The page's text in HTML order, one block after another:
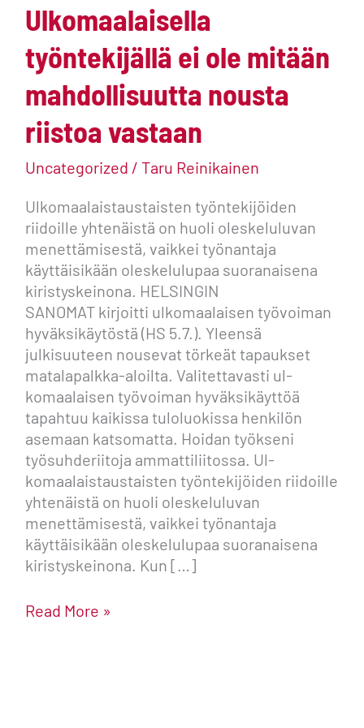
Ulkomaalaisella
työntekijällä ei ole mitään
mahdollisuutta nousta
riistoa vastaan
Uncategorized / Taru Reinikainen
Ulkomaalaistaustaisten työntekijöiden
riidoille yhtenäistä on huoli oleskeluluvan
menettämisestä, vaikkei työnantaja
käyttäisikään oleskelulupaa suoranaisena
kiristyskeinona. HELSINGIN
SANOMAT kirjoitti ulkomaalaisen työvoiman
hyväksikäytöstä (HS 5.7.). Yleensä
julkisuuteen nousevat törkeät tapaukset
matalapalkka-aloilta. Valitettavasti ul­
komaalaisen työvoiman hyväksikäyttöä
tapahtuu kaikissa tuloluokissa henkilön
asemaan katsomatta. Hoidan työkseni
työsuhde­riitoja ammattiliitossa. Ul­
komaalaistaustaisten työntekijöiden riidoille
yhtenäistä on huoli oleskeluluvan
menettämisestä, vaikkei työnantaja
käyttäisikään oleskelulupaa suoranaisena
kiristyskeinona. Kun […]
Ulkomaalaisella
työntekijällä
ei
ole
mitään
mahdollisuutta
nousta
riistoa
vastaan
Read More »